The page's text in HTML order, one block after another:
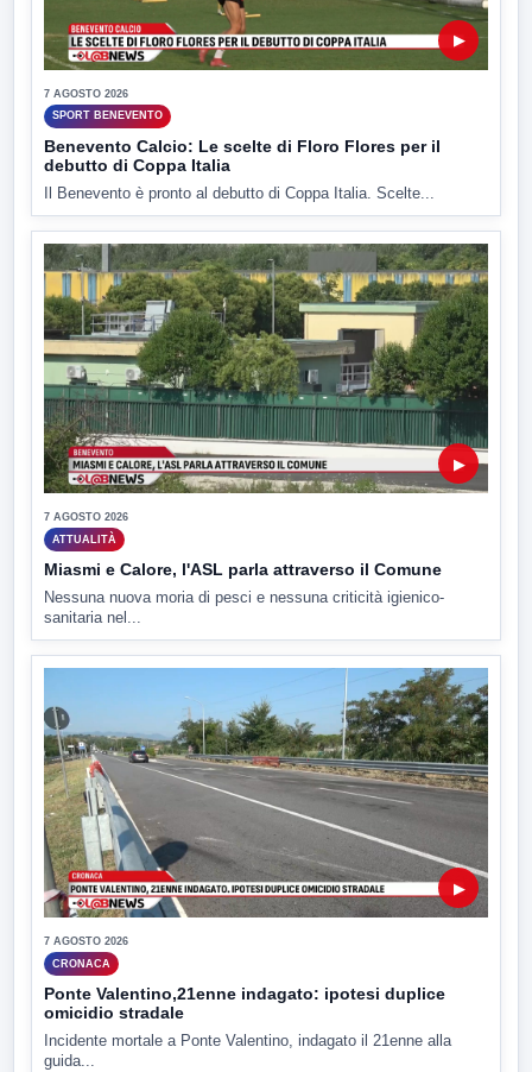
▶
7 AGOSTO 2026
SPORT BENEVENTO
Benevento Calcio: Le scelte di Floro Flores per il
debutto di Coppa Italia
Il Benevento è pronto al debutto di Coppa Italia. Scelte...
▶
7 AGOSTO 2026
ATTUALITÀ
Miasmi e Calore, l'ASL parla attraverso il Comune
Nessuna nuova moria di pesci e nessuna criticità igienico-
sanitaria nel...
▶
7 AGOSTO 2026
CRONACA
Ponte Valentino,21enne indagato: ipotesi duplice
omicidio stradale
Incidente mortale a Ponte Valentino, indagato il 21enne alla
guida...